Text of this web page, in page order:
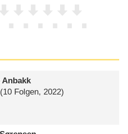
Anbakk
(10 Folgen, 2022)